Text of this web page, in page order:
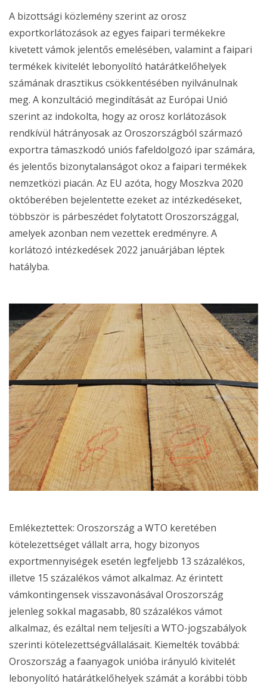
A bizottsági közlemény szerint az orosz
exportkorlátozások az egyes faipari termékekre
kivetett vámok jelentős emelésében, valamint a faipari
termékek kivitelét lebonyolító határátkelőhelyek
számának drasztikus csökkentésében nyilvánulnak
meg. A konzultáció megindítását az Európai Unió
szerint az indokolta, hogy az orosz korlátozások
rendkívül hátrányosak az Oroszországból származó
exportra támaszkodó uniós fafeldolgozó ipar számára,
és jelentős bizonytalanságot okoz a faipari termékek
nemzetközi piacán. Az EU azóta, hogy Moszkva 2020
októberében bejelentette ezeket az intézkedéseket,
többször is párbeszédet folytatott Oroszországgal,
amelyek azonban nem vezettek eredményre. A
korlátozó intézkedések 2022 januárjában léptek
hatályba.
Emlékeztettek: Oroszország a WTO keretében
kötelezettséget vállalt arra, hogy bizonyos
exportmennyiségek esetén legfeljebb 13 százalékos,
illetve 15 százalékos vámot alkalmaz. Az érintett
vámkontingensek visszavonásával Oroszország
jelenleg sokkal magasabb, 80 százalékos vámot
alkalmaz, és ezáltal nem teljesíti a WTO-jogszabályok
szerinti kötelezettségvállalásait. Kiemelték továbbá:
Oroszország a faanyagok unióba irányuló kivitelét
lebonyolító határátkelőhelyek számát a korábbi több